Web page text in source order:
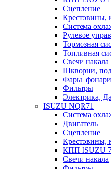
Сцепление
Крестовины,
Система
Рулевое
Тормозная
Топливная
Свечи накала
Шкворни,
Фары, фонари,
Фильтры
Электрика,
ISUZU NQR71
Система
Двигатель
Сцепление
Крестовины,
КПП ISUZU
Свечи накала